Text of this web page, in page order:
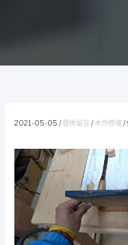
2021-05-05/發佈留言/木作修復/